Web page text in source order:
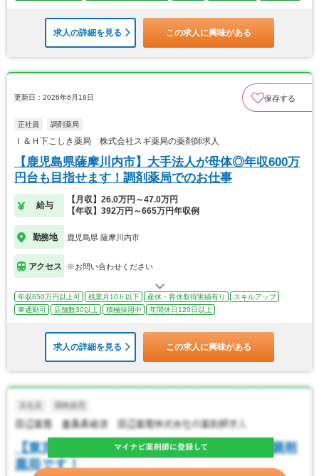
求人の詳細を見る この求人に興味がある
更新日：2026年6月18日 保存する
正社員 調剤薬局
Ｉ＆Ｈ下こしき薬局 株式会社スギ薬局の薬剤師求人
【鹿児島県薩摩川内市】大手法人が母体◎年収600万
円台も目指せます！調剤薬局でのお仕事
給与
【月収】26.0万円～47.0万円
【年収】392万円～665万円年収例
勤務地 鹿児島県 薩摩川内市
アクセス ※お問い合わせください
年収650万円以上可 残業月10ｈ以下 産休・育休取得実績有り
スキルアップ
車通勤可
店舗数30以上 積極採用中 年間休日120日以上
求人の詳細を見る この求人に興味がある